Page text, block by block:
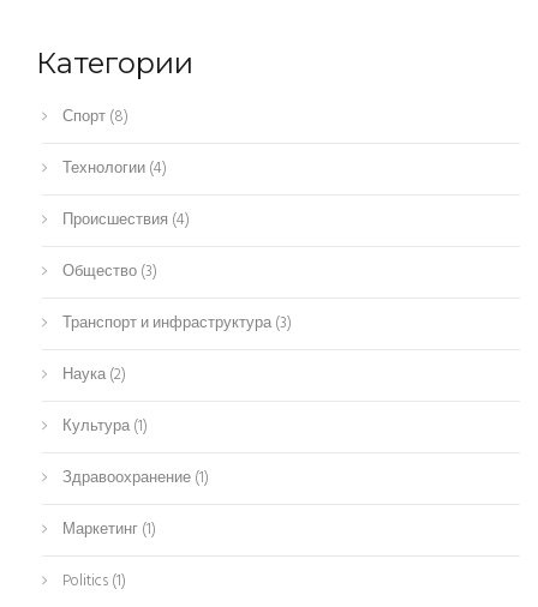
Категории
Спорт(8)
Технологии(4)
Происшествия (4)
Общество(3)
Транспорт и инфраструктура(3)
Наука(2)
Культура(1)
Здравоохранение(1)
Маркетинг(1)
Politics(1)